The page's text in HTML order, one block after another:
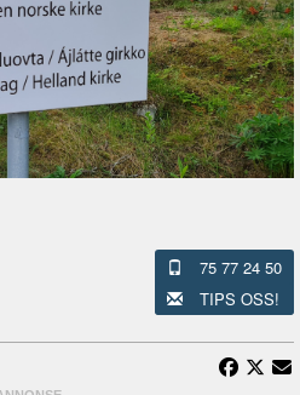
75 77 24 50
TIPS OSS!